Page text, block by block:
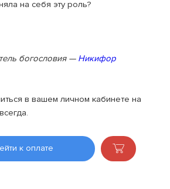
на себя эту роль?
богословия — Никифор
в вашем личном кабинете на
к оплате